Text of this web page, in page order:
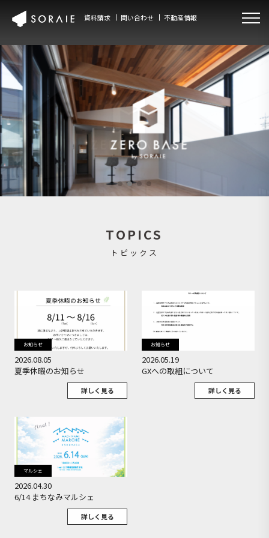
資料請求 問い合わせ 不動産情報
TOPICS
トピックス
お知らせ
2026.08.05
夏季休暇のお知らせ
詳しく見る
お知らせ
2026.05.19
GXへの取組について
詳しく見る
マルシェ
2026.04.30
6/14 まちなみマルシェ
詳しく見る